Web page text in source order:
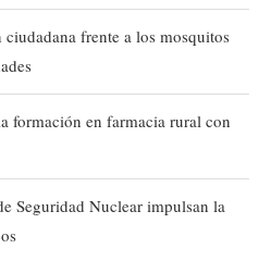
frente a los mosquitos
formación en farmacia rural con
Seguridad Nuclear impulsan la